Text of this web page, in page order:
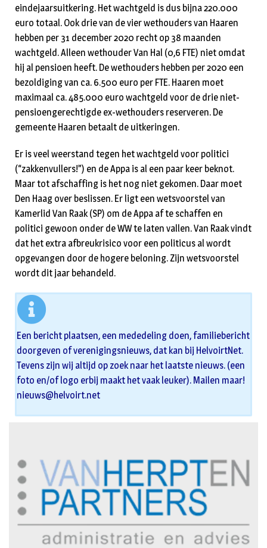
eindejaarsuitkering. Het wachtgeld is dus bijna 220.000
euro totaal. Ook drie van de vier wethouders van Haaren
hebben per 31 december 2020 recht op 38 maanden
wachtgeld. Alleen wethouder Van Hal (0,6 FTE) niet omdat
hij al pensioen heeft. De wethouders hebben per 2020 een
bezoldiging van ca. 6.500 euro per FTE. Haaren moet
maximaal ca. 485.000 euro wachtgeld voor de drie niet-
pensioengerechtigde ex-wethouders reserveren. De
gemeente Haaren betaalt de uitkeringen.
Er is veel weerstand tegen het wachtgeld voor politici
(“zakkenvullers!”) en de Appa is al een paar keer beknot.
Maar tot afschaffing is het nog niet gekomen. Daar moet
Den Haag over beslissen. Er ligt een wetsvoorstel van
Kamerlid Van Raak (SP) om de Appa af te schaffen en
politici gewoon onder de WW te laten vallen. Van Raak vindt
dat het extra afbreukrisico voor een politicus al wordt
opgevangen door de hogere beloning. Zijn wetsvoorstel
wordt dit jaar behandeld.
Een bericht plaatsen, een mededeling doen, familiebericht
doorgeven of verenigingsnieuws, dat kan bij HelvoirtNet.
Tevens zijn wij altijd op zoek naar het laatste nieuws. (een
foto en/of logo erbij maakt het vaak leuker). Mailen maar!
nieuws@helvoirt.net